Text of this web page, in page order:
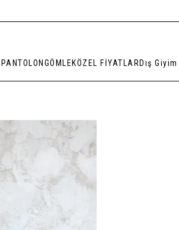
PANTOLON GÖMLEKÖZEL FİYATLAR Dış Giyim